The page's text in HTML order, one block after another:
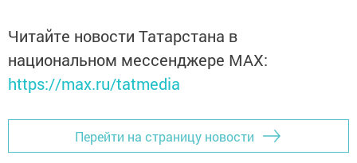
Читайте новости Татарстана в
национальном мессенджере MАХ:
https://max.ru/tatmedia
Перейти на страницу новости